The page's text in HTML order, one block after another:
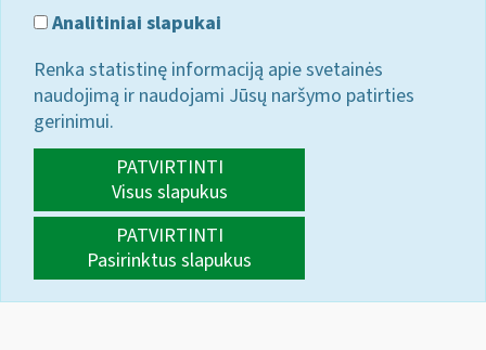
Analitiniai slapukai
Renka statistinę informaciją apie svetainės
naudojimą ir naudojami Jūsų naršymo patirties
gerinimui.
PATVIRTINTI
Visus slapukus
PATVIRTINTI
Pasirinktus slapukus